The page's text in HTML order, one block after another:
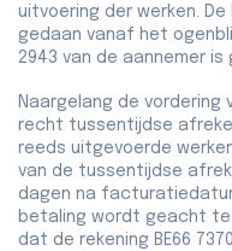
uitvoering der werken.
gedaan vanaf het
2943 van de aannemer
Naargelang de vordering
recht tussentijdse
reeds uitgevoerde
van de tussentijdse
dagen na
betaling wordt geacht
dat de rekening BE66